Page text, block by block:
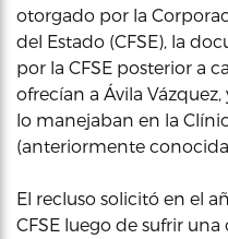
otorgado por la
del Estado (CFSE), la
por la CFSE posterior a
ofrecían a Ávila
lo manejaban en la
(anteriormente
El recluso solicitó en el
CFSE luego de sufrir